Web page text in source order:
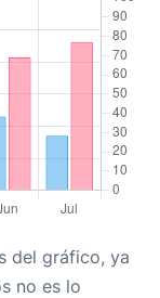
del gráfico, ya
no es lo